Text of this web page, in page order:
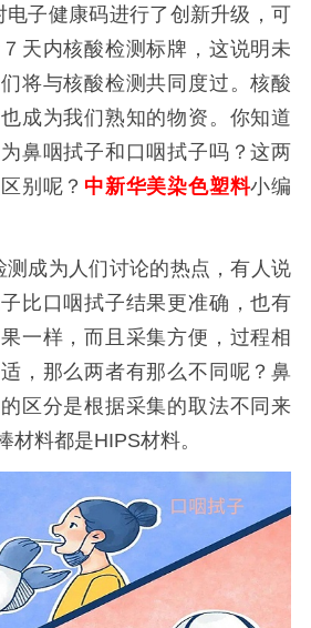
电子健康码进行了创新升级，可
天内核酸检测标牌，这说明未
将与核酸检测共同度过。核酸
成为我们熟知的物资。你知道
鼻咽拭子和口咽拭子吗？这两
别呢？ 中新华美染色塑料小编
测成为人们讨论的热点，有人说
比口咽拭子结果更准确，也有
一样，而且采集方便，过程相
，那么两者有那么不同呢？鼻
区分是根据采集的取法不同来
材料都是HIPS材料。